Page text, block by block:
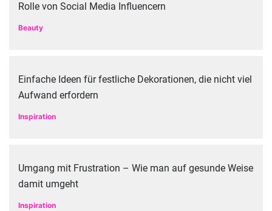
Rolle von Social Media Influencern
Beauty
Einfache Ideen für festliche Dekorationen, die nicht viel
Aufwand erfordern
Inspiration
Umgang mit Frustration – Wie man auf gesunde Weise
damit umgeht
Inspiration